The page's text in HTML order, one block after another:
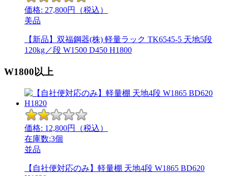
価格: 27,800円（税込）
美品
【新品】双福鋼器(株) 軽量ラック TK6545-5 天地5段
120kg／段 W1500 D450 H1800
W1800以上
価格: 12,800円（税込）
在庫数:3個
並品
【自社便対応のみ】軽量棚 天地4段 W1865 BD620